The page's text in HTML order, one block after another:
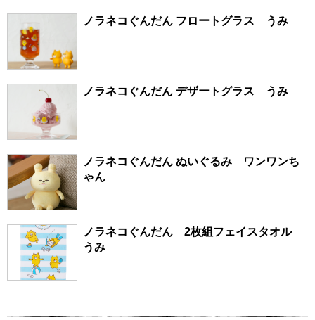
ノラネコぐんだん フロートグラス うみ
ノラネコぐんだん デザートグラス うみ
ノラネコぐんだん ぬいぐるみ ワンワンち
ゃん
ノラネコぐんだん 2枚組フェイスタオル
うみ